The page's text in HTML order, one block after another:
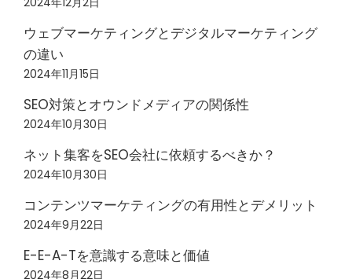
ウェブマーケティングとデジタルマーケティング
の違い
2024年11月15日
SEO対策とオウンドメディアの関係性
2024年10月30日
ネット集客をSEO会社に依頼するべきか？
2024年10月30日
コンテンツマーケティングの有用性とデメリット
2024年9月22日
E-E-A-Tを意識する意味と価値
2024年8月22日